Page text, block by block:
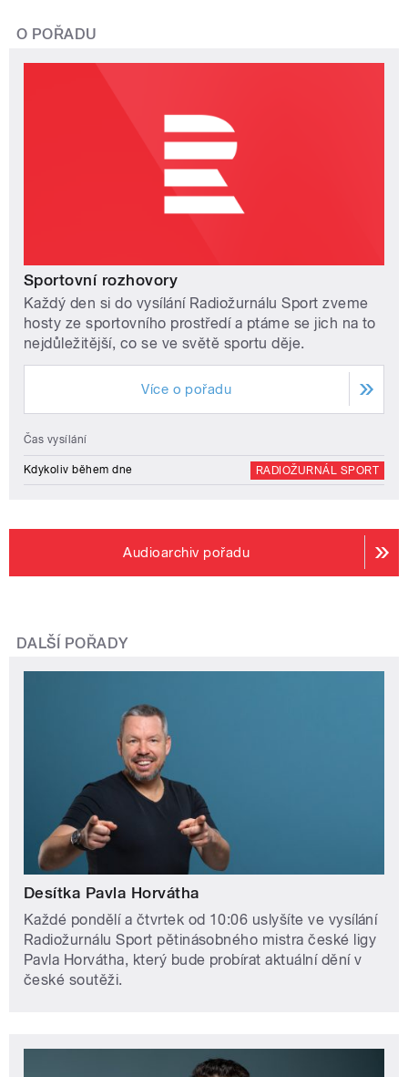
O POŘADU
Sportovní rozhovory
Každý den si do vysílání Radiožurnálu Sport zveme
hosty ze sportovního prostředí a ptáme se jich na to
nejdůležitější, co se ve světě sportu děje.
Více o pořadu
Čas vysílání
Kdykoliv během dne RADIOŽURNÁL SPORT
Audioarchiv pořadu
DALŠÍ POŘADY
Desítka Pavla Horvátha
Každé pondělí a čtvrtek od 10:06 uslyšíte ve vysílání
Radiožurnálu Sport pětinásobného mistra české ligy
Pavla Horvátha, který bude probírat aktuální dění v
české soutěži.